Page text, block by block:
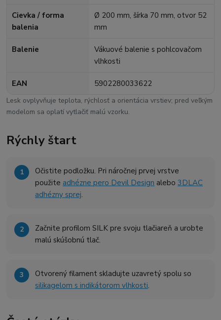
Cievka / forma
balenia
Ø 200 mm, šírka 70 mm, otvor 52
mm
Balenie
Vákuové balenie s pohlcovačom
vlhkosti
EAN 5902280033622
Lesk ovplyvňuje teplota, rýchlosť a orientácia vrstiev; pred veľkým
modelom sa oplatí vytlačiť malú vzorku.
Rýchly štart
Očistite podložku. Pri náročnej prvej vrstve
použite adhézne pero Devil Design alebo3DLAC
adhézny sprej.
Začnite profilom SILK pre svoju tlačiareň a urobte
malú skúšobnú tlač.
Otvorený filament skladujte uzavretý spolu so
silikagelom s indikátorom vlhkosti.